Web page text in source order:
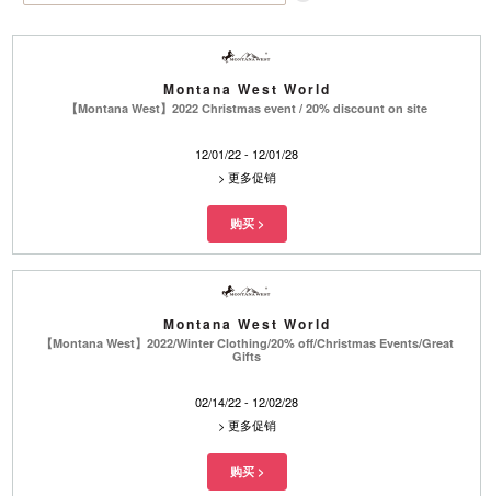
著名品牌
流行品牌
新潮别致
悠闲运动
ValentinoMontana West World
【Montana West】2022 Christmas event / 20% discount on site
12/01/22 - 12/01/28
> 更多促销
Montana West World
【Montana West】2022/Winter Clothing/20% off/Christmas Events/Great
Gifts
02/14/22 - 12/02/28
> 更多促销